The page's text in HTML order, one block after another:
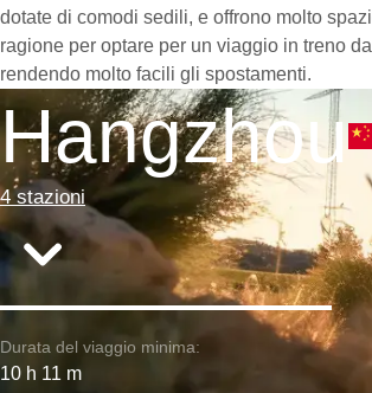
dotate di comodi sedili, e offrono molto
ragione per optare per un viaggio in treno
rendendo molto facili gli spostamenti.
Hangzhou
4 stazioni
Durata del viaggio minima:
10 h 11 m